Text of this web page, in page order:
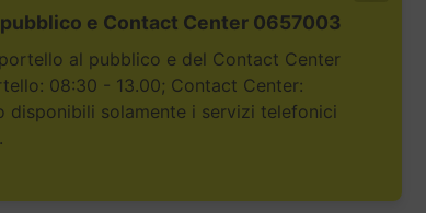
e Contact Center 0657003
al pubblico e del Contact Center
08:30 - 13.00; Contact Center:
disponibili solamente i servizi telefonici